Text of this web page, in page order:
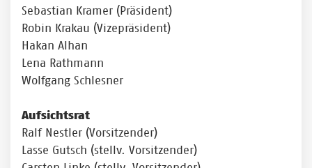
Sebastian Kramer (Präsident)
Robin Krakau (Vizepräsident)
Hakan Alhan
Lena Rathmann
Wolfgang Schlesner
Aufsichtsrat
Ralf Nestler (Vorsitzender)
Lasse Gutsch (stellv. Vorsitzender)